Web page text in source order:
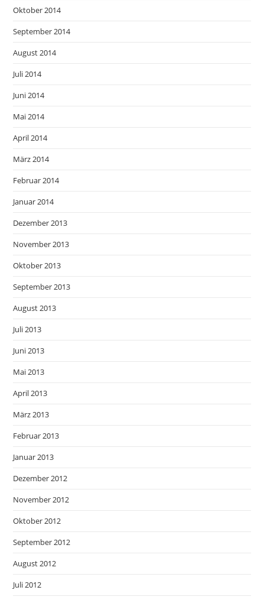
Oktober 2014
September 2014
August 2014
Juli 2014
Juni 2014
Mai 2014
April 2014
März 2014
Februar 2014
Januar 2014
Dezember 2013
November 2013
Oktober 2013
September 2013
August 2013
Juli 2013
Juni 2013
Mai 2013
April 2013
März 2013
Februar 2013
Januar 2013
Dezember 2012
November 2012
Oktober 2012
September 2012
August 2012
Juli 2012